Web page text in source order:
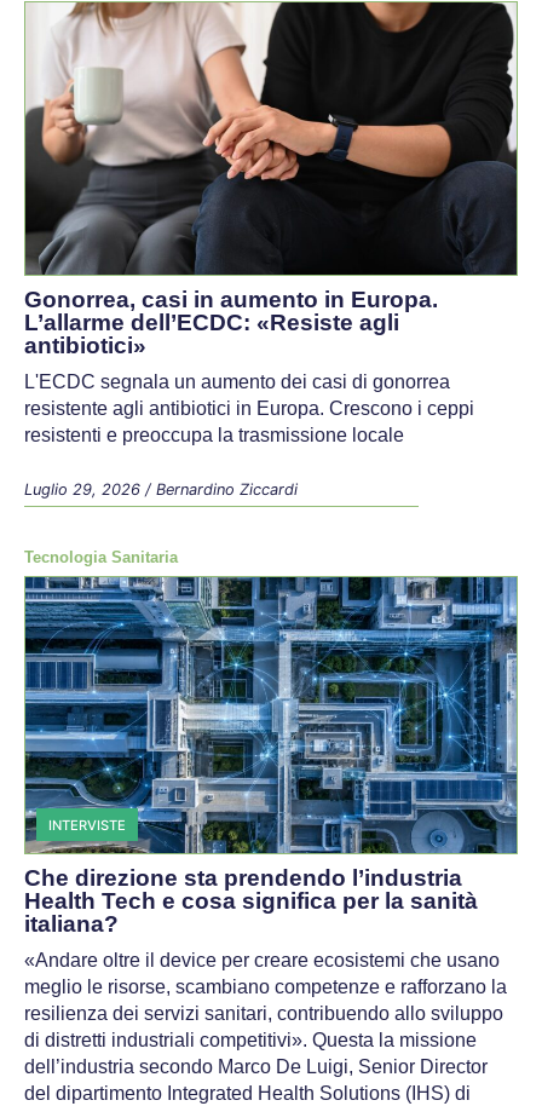
Gonorrea, casi in aumento in Europa.
L’allarme dell’ECDC: «Resiste agli
antibiotici»
L'ECDC segnala un aumento dei casi di gonorrea
resistente agli antibiotici in Europa. Crescono i ceppi
resistenti e preoccupa la trasmissione locale
Luglio 29, 2026 / Bernardino Ziccardi
Tecnologia Sanitaria
INTERVISTE
Che direzione sta prendendo l’industria
Health Tech e cosa significa per la sanità
italiana?
«Andare oltre il device per creare ecosistemi che usano
meglio le risorse, scambiano competenze e rafforzano la
resilienza dei servizi sanitari, contribuendo allo sviluppo
di distretti industriali competitivi». Questa la missione
dell’industria secondo Marco De Luigi, Senior Director
del dipartimento Integrated Health Solutions (IHS) di